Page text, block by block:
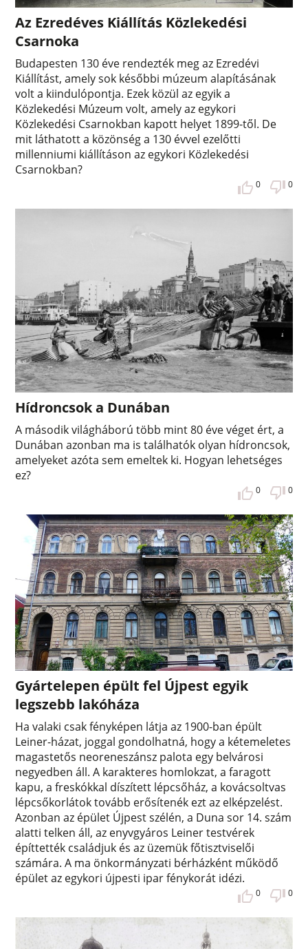
Az Ezredéves Kiállítás Közlekedési
Csarnoka
Budapesten 130 éve rendezték meg az Ezredévi
Kiállítást, amely sok későbbi múzeum alapításának
volt a kiindulópontja. Ezek közül az egyik a
Közlekedési Múzeum volt, amely az egykori
Közlekedési Csarnokban kapott helyet 1899-től. De
mit láthatott a közönség a 130 évvel ezelőtti
millenniumi kiállításon az egykori Közlekedési
Csarnokban?
0 0
Hídroncsok a Dunában
A második világháború több mint 80 éve véget ért, a
Dunában azonban ma is találhatók olyan hídroncsok,
amelyeket azóta sem emeltek ki. Hogyan lehetséges
ez?
0 0
Gyártelepen épült fel Újpest egyik
legszebb lakóháza
Ha valaki csak fényképen látja az 1900-ban épült
Leiner-házat, joggal gondolhatná, hogy a kétemeletes
magastetős neoreneszánsz palota egy belvárosi
negyedben áll. A karakteres homlokzat, a faragott
kapu, a freskókkal díszített lépcsőház, a kovácsoltvas
lépcsőkorlátok tovább erősítenék ezt az elképzelést.
Azonban az épület Újpest szélén, a Duna sor 14. szám
alatti telken áll, az enyvgyáros Leiner testvérek
építtették családjuk és az üzemük főtisztviselői
számára. A ma önkormányzati bérházként működő
épület az egykori újpesti ipar fénykorát idézi.
0 0